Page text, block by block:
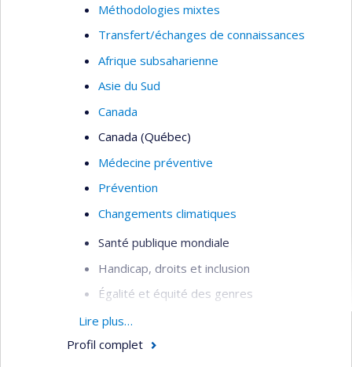
Méthodologies mixtes
Transfert/échanges de connaissances
Afrique subsaharienne
Asie du Sud
Canada
Canada (Québec)
Médecine préventive
Prévention
Changements climatiques
Santé publique mondiale
Handicap, droits et inclusion
Égalité et équité des genres
Intersectionnalité
Analyse intersectionnelle des politiques
Lire plus…
Profil complet